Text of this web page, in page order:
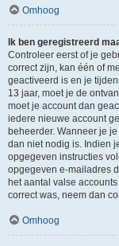
Omhoog
Ik ben geregistreerd
Controleer eerst of je
correct zijn, kan één of
geactiveerd is en je
13 jaar, moet je de
moet je account dan
iedere nieuwe account
beheerder. Wanneer je
dan niet nodig is. Indien
opgegeven instructies
opgegeven e-mailadres
het aantal valse
correct was, neem dan
Omhoog